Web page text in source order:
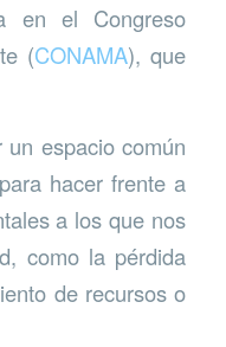
en el Congreso
(CONAMA), que
espacio común
hacer frente a
a los que nos
como la pérdida
de recursos o